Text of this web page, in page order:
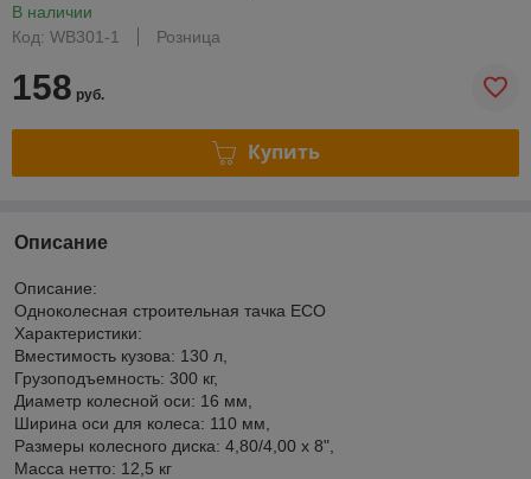
В наличии
Код: WB301-1
Розница
158 руб.
Купить
Описание
Описание:
Одноколесная строительная тачка ECO
Характеристики:
Вместимость кузова: 130 л,
Грузоподъемность: 300 кг,
Диаметр колесной оси: 16 мм,
Ширина оси для колеса: 110 мм,
Размеры колесного диска: 4,80/4,00 x 8",
Масса нетто: 12,5 кг